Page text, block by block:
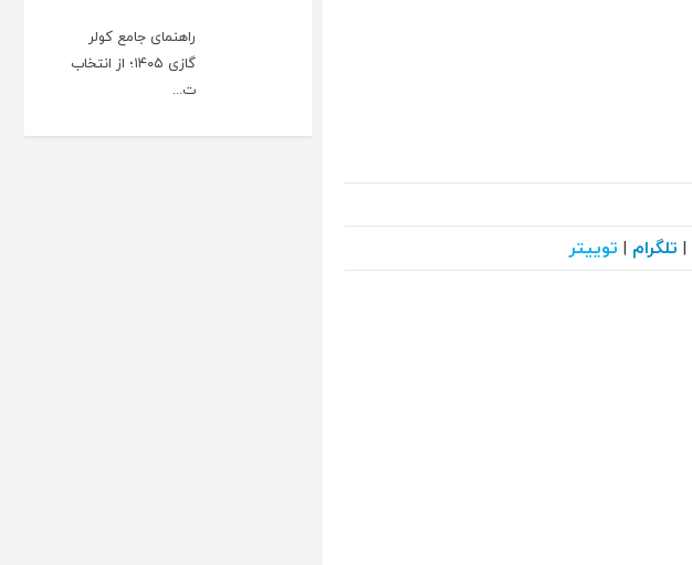
| تلگرام | توییتر
راهنمای جامع کولر
گازی ۱۴۰۵؛ از انتخاب
ت...